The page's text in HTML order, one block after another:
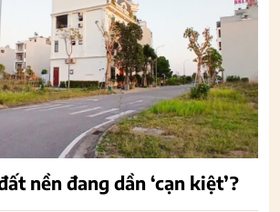
nền đang dần ‘cạn kiệt’?